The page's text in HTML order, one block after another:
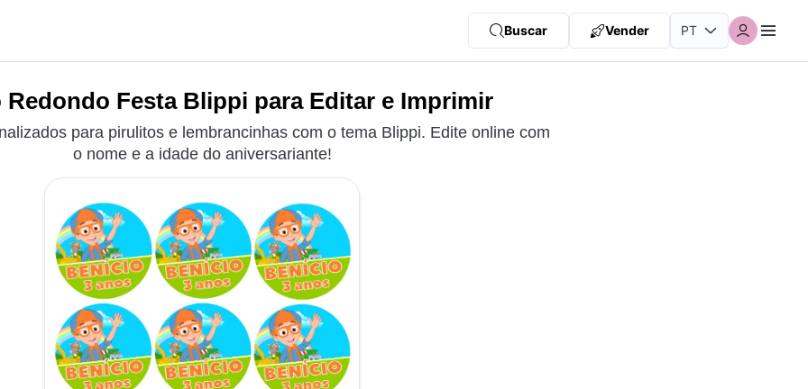
Buscar Vender
Redondo Festa Blippi para Editar e Imprimir
para pirulitos e lembrancinhas com o tema Blippi. Edite online com
o nome e a idade do aniversariante!